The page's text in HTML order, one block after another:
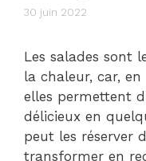
30 juin 2022
Les salades sont
la chaleur, car, en
elles permettent
délicieux en
peut les réserver
transformer en